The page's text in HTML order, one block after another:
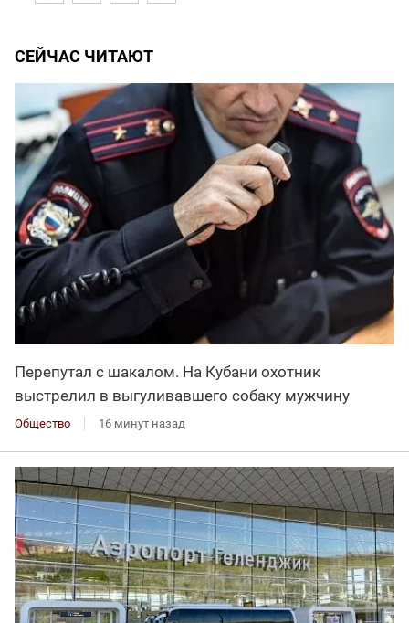
СЕЙЧАС ЧИТАЮТ
Перепутал с шакалом. На Кубани охотник
выстрелил в выгуливавшего собаку мужчину
Общество 16 минут назад